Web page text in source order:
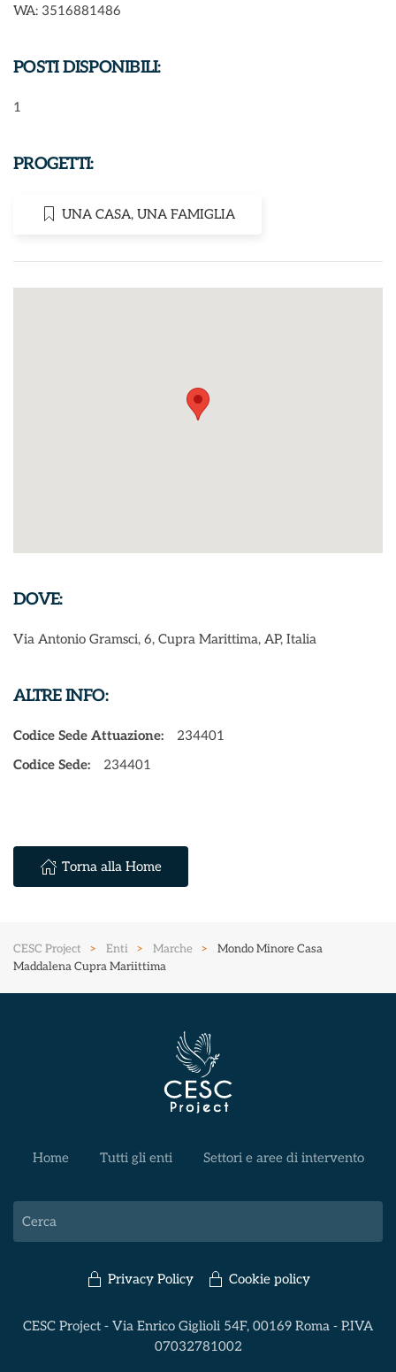
WA: 3516881486
POSTI DISPONIBILI:
1
PROGETTI:
UNA CASA, UNA FAMIGLIA
DOVE:
Via Antonio Gramsci, 6, Cupra Marittima, AP, Italia
ALTRE INFO:
Codice Sede Attuazione:
234401
Codice Sede:
234401
Torna alla Home
CESC Project Enti Marche
Mondo Minore Casa
Maddalena Cupra Mariittima
Home Tutti gli enti Settori e aree di intervento
Privacy Policy Cookie policy
CESC Project - Via Enrico Giglioli 54F, 00169 Roma - P.IVA
07032781002